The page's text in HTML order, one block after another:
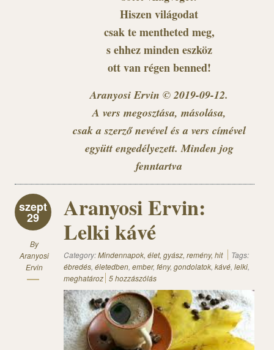
Hiszen világodat
csak te mentheted meg,
s ehhez minden eszköz
ott van régen benned!
Aranyosi Ervin © 2019-09-12.
A vers megosztása, másolása,
csak a szerző nevével és a vers címével
együtt engedélyezett. Minden jog
fenntartva
szept
29
By
Aranyosi
Ervin
Aranyosi Ervin:
Lelki kávé
Category:Mindennapok, élet, gyász, remény, hit
Tags:
ébredés, életedben, ember, fény, gondolatok, kávé, lelki,
meghatároz 5 hozzászólás